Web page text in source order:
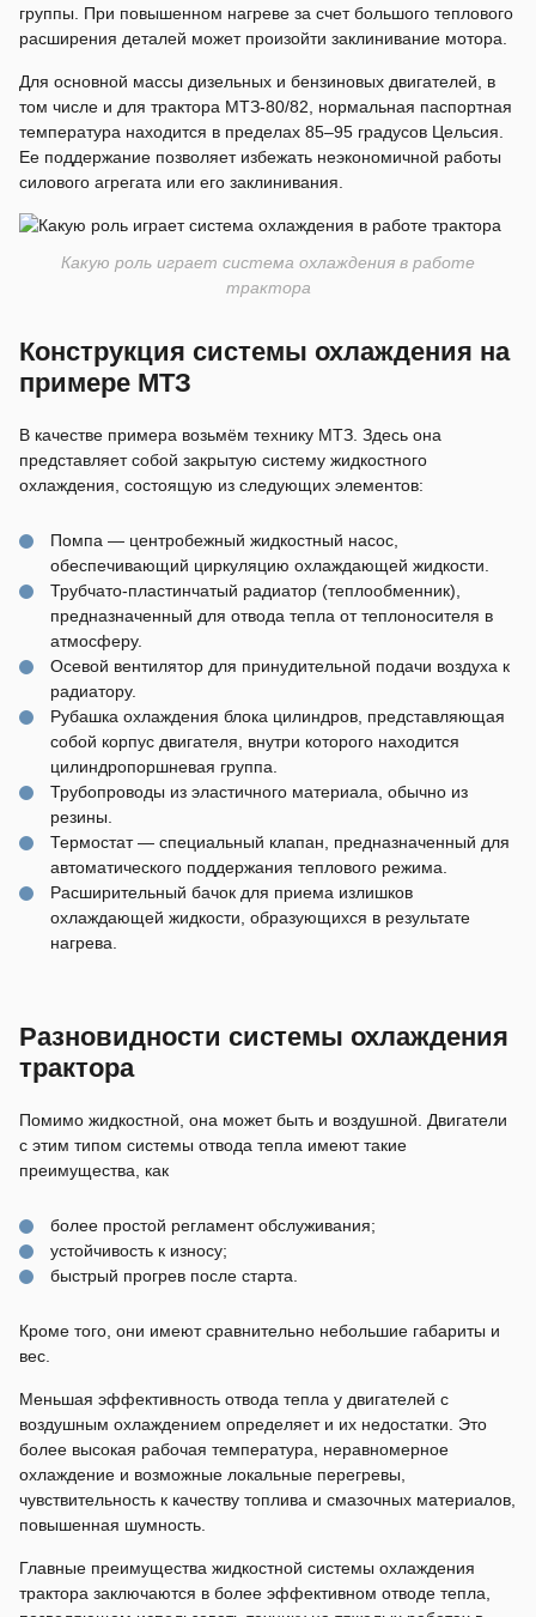
группы. При повышенном нагреве за счет большого теплового
расширения деталей может произойти заклинивание мотора.
Для основной массы дизельных и бензиновых двигателей, в
том числе и для трактора МТЗ-80/82, нормальная паспортная
температура находится в пределах 85–95 градусов Цельсия.
Ее поддержание позволяет избежать неэкономичной работы
силового агрегата или его заклинивания.
Какую роль играет система охлаждения в работе
трактора
Конструкция системы охлаждения на
примере МТЗ
В качестве примера возьмём технику МТЗ. Здесь она
представляет собой закрытую систему жидкостного
охлаждения, состоящую из следующих элементов:
Помпа — центробежный жидкостный насос,
обеспечивающий циркуляцию охлаждающей жидкости.
Трубчато-пластинчатый радиатор (теплообменник),
предназначенный для отвода тепла от теплоносителя в
атмосферу.
Осевой вентилятор для принудительной подачи воздуха к
радиатору.
Рубашка охлаждения блока цилиндров, представляющая
собой корпус двигателя, внутри которого находится
цилиндропоршневая группа.
Трубопроводы из эластичного материала, обычно из
резины.
Термостат — специальный клапан, предназначенный для
автоматического поддержания теплового режима.
Расширительный бачок для приема излишков
охлаждающей жидкости, образующихся в результате
нагрева.
Разновидности системы охлаждения
трактора
Помимо жидкостной, она может быть и воздушной. Двигатели
с этим типом системы отвода тепла имеют такие
преимущества, как
более простой регламент обслуживания;
устойчивость к износу;
быстрый прогрев после старта.
Кроме того, они имеют сравнительно небольшие габариты и
вес.
Меньшая эффективность отвода тепла у двигателей с
воздушным охлаждением определяет и их недостатки. Это
более высокая рабочая температура, неравномерное
охлаждение и возможные локальные перегревы,
чувствительность к качеству топлива и смазочных материалов,
повышенная шумность.
Главные преимущества жидкостной системы охлаждения
трактора заключаются в более эффективном отводе тепла,